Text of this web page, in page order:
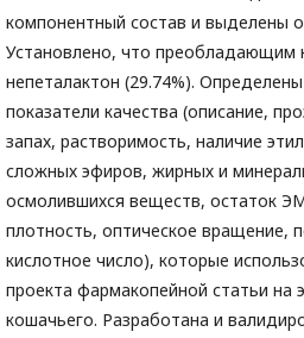
компонентный состав и выделены
Установлено, что преобладающим
непеталактон (29.74%).
показатели качества (описание,
запах, растворимость, наличие
сложных эфиров, жирных и
осмолившихся веществ, остаток
плотность, оптическое вращение,
кислотное число), которые
проекта фармакопейной статьи на
кошачьего. Разработана и